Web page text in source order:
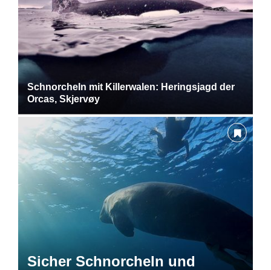
Schnorcheln mit Killerwalen: Heringsjagd der
Orcas, Skjervøy
Sicher Schnorcheln und